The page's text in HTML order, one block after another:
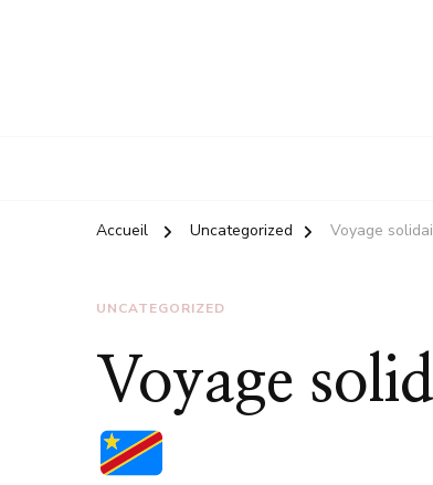
Accueil Uncategorized Voyage
UNCATEGORIZED
Voyage